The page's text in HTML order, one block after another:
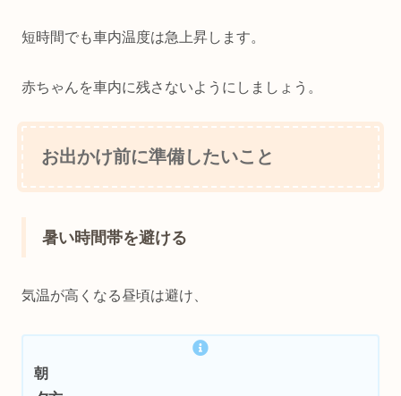
短時間でも車内温度は急上昇します。
赤ちゃんを車内に残さないようにしましょう。
お出かけ前に準備したいこと
暑い時間帯を避ける
気温が高くなる昼頃は避け、
朝